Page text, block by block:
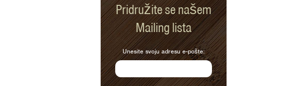
Pridružite se našem
Mailing lista
Unesite svoju adresu e-pošte: